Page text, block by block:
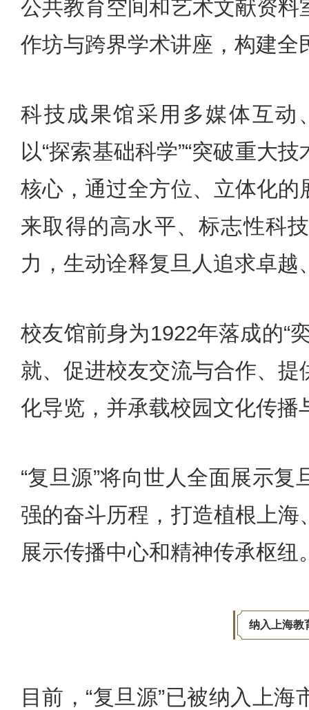
公共教育空间和艺术文献资
作坊与跨界学术讲座，构建全
科技成果馆采用多媒体互动
以“探索基础科学”“突破重大
核心，通过全方位、立体化
来取得的高水平、标志性科
力，生动诠释复旦人追求卓
校友馆前身为1922年落成的“
就、促进校友交流与合作、
化导览，并承载校园文化传播
“复旦源”将向世人全面展示
强的奋斗历程，打造植根上
展示传播中心和精神传承枢纽
纳入上海教
目前，“复旦源”已被纳入上